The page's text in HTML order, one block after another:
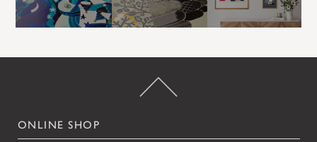
ONLINE SHOP